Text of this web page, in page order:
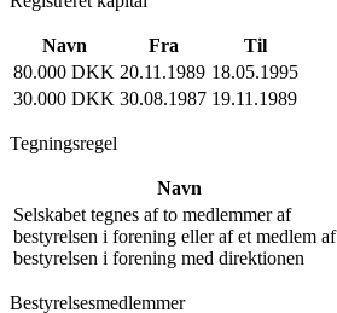
Navn Fra
Til
80.000 DKK 20.11.1989 18.05.1995
30.000 DKK 30.08.1987 19.11.1989
Tegningsregel
Navn
Selskabet tegnes af to medlemmer af
bestyrelsen i forening eller af et medlem af
bestyrelsen i forening med direktionen
Bestyrelsesmedlemmer